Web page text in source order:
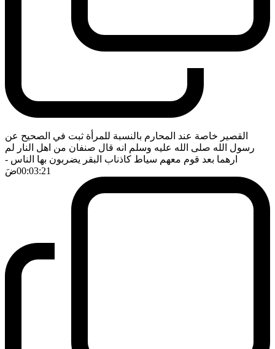
القصير خاصة عند المحارم بالنسبة للمرأة ثبت في الصحيح عن
رسول الله صلى الله عليه وسلم انه قال صنفان من اهل النار لم
ارهما بعد قوم معهم سياط كاذناب البقر يضربون بها الناس -
00:03:21ضَ